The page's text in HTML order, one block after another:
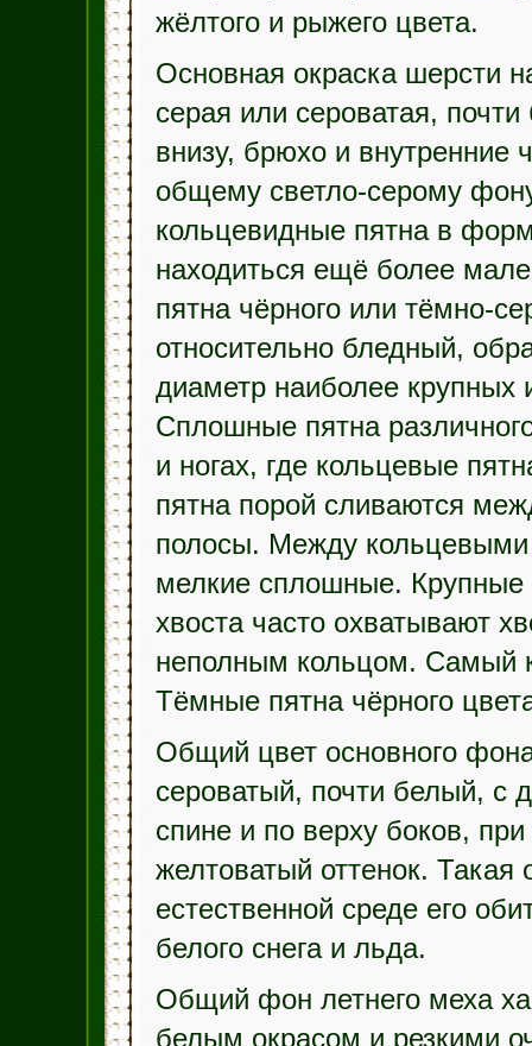
жёлтого и рыжего цвета.
Основная окраска шерсти
серая или сероватая,
внизу, брюхо и внутренние
общему светло-серому
кольцевидные пятна в
находиться ещё более
пятна чёрного или тёмно-
относительно бледный,
диаметр наиболее крупных
Сплошные пятна
и ногах, где кольцевые
пятна порой сливаются
полосы. Между кольцевыми
мелкие сплошные. Крупные
хвоста часто охватывают
неполным кольцом. Самый
Тёмные пятна чёрного
Общий цвет основного
сероватый, почти белый,
спине и по верху боков,
желтоватый оттенок. Такая
естественной среде его
белого снега и льда.
Общий фон летнего меха
белым окрасом и резкими